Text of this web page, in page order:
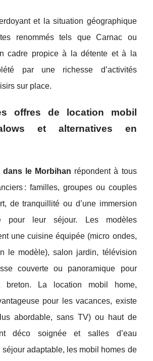
et la situation géographique
renommés tels que Carnac ou
cadre propice à la détente et à la
par une richesse d’activités
sur place.
offres de location mobil
et alternatives en
le Morbihan répondent à tous
: familles, groupes ou couples
de tranquillité ou d’une immersion
pour leur séjour. Les modèles
une cuisine équipée (micro ondes,
le modèle), salon jardin, télévision
couverte ou panoramique pour
breton. La location mobil home,
pour les vacances, existe
abordable, sans TV) ou haut de
déco soignée et salles d’eau
séjour adaptable, les mobil homes de